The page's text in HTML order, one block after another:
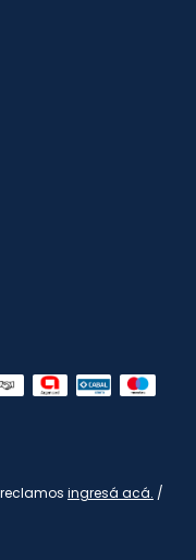
ingresá acá. /